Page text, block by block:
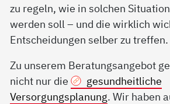
zu regeln, wie in solchen
werden soll – und die wirklich
Entscheidungen selber zu treffen.
Zu unserem Beratungsangebot
nicht nur die
gesundheitliche
Versorgungsplanung. Wir haben